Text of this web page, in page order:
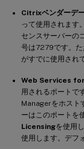
Citrixベンダーデ
って使用されます
センスサーバーの
号は7279です。た
がすでに使用され
Web Services
用されるポートです
Managerをホスト
ーはこのポートを
Licensingを使用
使用します。デフ